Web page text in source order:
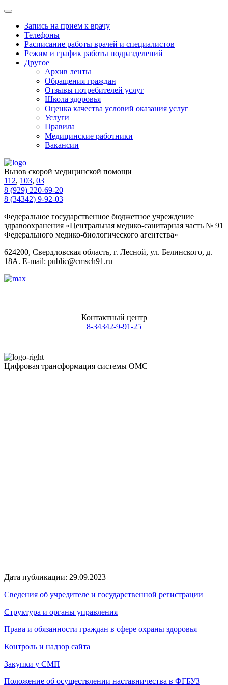
Запись на прием к врачу
Телефоны
Расписание работы врачей и специалистов
Режим и график работы подразделений
Другое
Архив ленты
Обращения граждан
Отзывы потребителей услуг
Школа здоровья
Оценка качества условий оказания услуг
Услуги
Правила
Медицинские работники
Вакансии
Вызов скорой медицинской помощи
112, 103, 03
8 (929) 220-69-20
8 (34342) 9-92-03
Федеральное государственное бюджетное учреждение
здравоохранения «Центральная медико-санитарная часть № 91
Федерального медико-биологического агентства»
624200, Свердловская область, г. Лесной, ул. Белинского, д.
18А. E-mail: public@cmsch91.ru
Контактный центр
8-34342-9-91-25
Цифровая трансформация системы ОМС
Дата публикации: 29.09.2023
Сведения об учредителе и государственной регистрации
Структура и органы управления
Права и обязанности граждан в сфере охраны здоровья
Контроль и надзор сайта
Закупки у СМП
Положение об осуществлении наставничества в ФГБУЗ